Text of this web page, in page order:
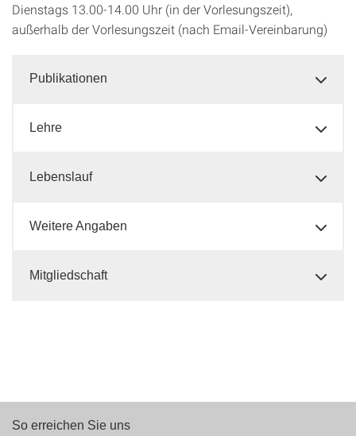
Dienstags 13.00-14.00 Uhr (in der Vorlesungszeit),
außerhalb der Vorlesungszeit (nach Email-Vereinbarung)
Publikationen
Lehre
Lebenslauf
Weitere Angaben
Mitgliedschaft
So erreichen Sie uns